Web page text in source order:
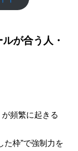
が合う人・
頻繁に起きる
た枠”で強制力を